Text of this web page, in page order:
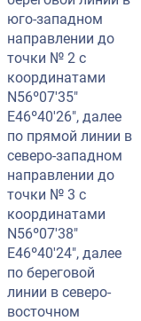
юго-западном
направлении до
точки № 2 с
координатами
N56º07′35″
E46º40′26″, далее
по прямой линии в
северо-западном
направлении до
точки № 3 с
координатами
N56º07′38″
E46º40′24″, далее
по береговой
линии в северо-
восточном